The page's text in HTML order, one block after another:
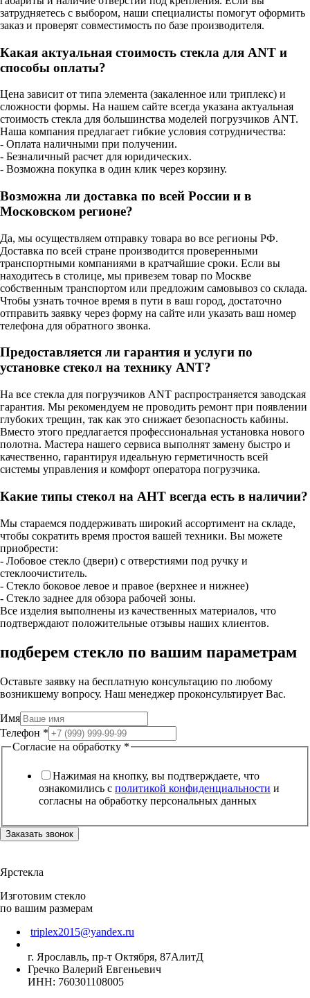
затрудняетесь с выбором, наши специалисты помогут оформить
заказ и проверят совместимость по базе производителя.
Какая актуальная стоимость стекла для ANT и
способы оплаты?
Цена зависит от типа элемента (закаленное или триплекс) и
сложности формы. На нашем сайте всегда указана актуальная
стоимость стекла для большинства моделей погрузчиков ANT.
Наша компания предлагает гибкие условия сотрудничества:
- Оплата наличными при получении.
- Безналичный расчет для юридических.
- Возможна покупка в один клик через корзину.
Возможна ли доставка по всей России и в
Московском регионе?
Да, мы осуществляем отправку товара во все регионы РФ.
Доставка по всей стране производится проверенными
транспортными компаниями в кратчайшие сроки. Если вы
находитесь в столице, мы привезем товар по Москве
собственным транспортом или предложим самовывоз со склада.
Чтобы узнать точное время в пути в ваш город, достаточно
отправить заявку через форму на сайте или указать ваш номер
телефона для обратного звонка.
Предоставляется ли гарантия и услуги по
установке стекол на технику ANT?
На все стекла для погрузчиков ANT распространяется заводская
гарантия. Мы рекомендуем не проводить ремонт при появлении
глубоких трещин, так как это снижает безопасность кабины.
Вместо этого предлагается профессиональная установка нового
полотна. Мастера нашего сервиса выполнят замену быстро и
качественно, гарантируя идеальную герметичность всей
системы управления и комфорт оператора погрузчика.
Какие типы стекол на АНТ всегда есть в наличии?
Мы стараемся поддерживать широкий ассортимент на складе,
чтобы сократить время простоя вашей техники. Вы можете
приобрести:
- Лобовое стекло (двери) с отверстиями под ручку и
стеклоочиститель.
- Стекло боковое левое и правое (верхнее и нижнее)
- Стекло заднее для обзора рабочей зоны.
Все изделия выполнены из качественных материалов, что
подтверждают положительные отзывы наших клиентов.
подберем стекло по вашим параметрам
Оставьте заявку на бесплатную консультацию по любому
возникшему вопросу. Наш менеджер проконсультирует Вас.
Имя
Телефон *
Согласие на обработку *
Нажимая на кнопку, вы подтверждаете, что
ознакомились с политикой конфиденциальности и
согласны на обработку персональных данных
Заказать звонок
Ярстекла
Изготовим стекло
по вашим размерам
triplex2015@yandex.ru
г. Ярославль, пр-т Октября, 87АлитД
Гречко Валерий Евгеньевич
ИНН: 760301108005